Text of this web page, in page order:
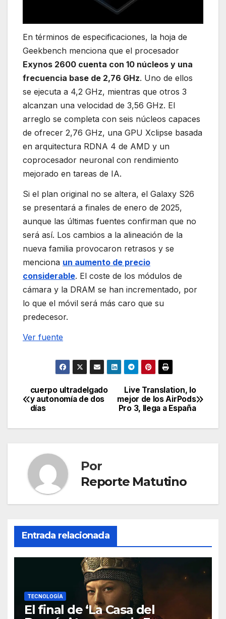
En términos de especificaciones, la hoja de
Geekbench menciona que el procesador
Exynos 2600 cuenta con 10 núcleos y una
frecuencia base de 2,76 GHz. Uno de ellos
se ejecuta a 4,2 GHz, mientras que otros 3
alcanzan una velocidad de 3,56 GHz. El
arreglo se completa con seis núcleos capaces
de ofrecer 2,76 GHz, una GPU Xclipse basada
en arquitectura RDNA 4 de AMD y un
coprocesador neuronal con rendimiento
mejorado en tareas de IA.
Si el plan original no se altera, el Galaxy S26
se presentará a finales de enero de 2025,
aunque las últimas fuentes confirman que no
será así. Los cambios a la alineación de la
nueva familia provocaron retrasos y se
menciona un aumento de precio
considerable. El coste de los módulos de
cámara y la DRAM se han incrementado, por
lo que el móvil será más caro que su
predecesor.
Ver fuente
Navegación
de
Live Translation, lo
mejor de los AirPods
Pro 3, llega a España
cuerpo ultradelgado
y autonomía de dos
días
Por
Reporte Matutino
Entrada relacionada
TECNOLOGÍA
El final de ‘La Casa del